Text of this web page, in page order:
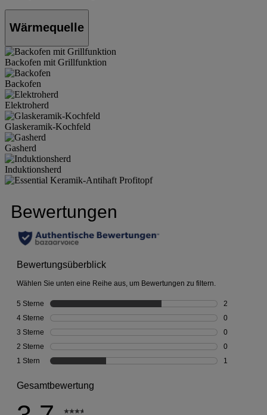
Wärmequelle
Backofen mit Grillfunktion
Backofen
Elektroherd
Glaskeramik-Kochfeld
Gasherd
Induktionsherd